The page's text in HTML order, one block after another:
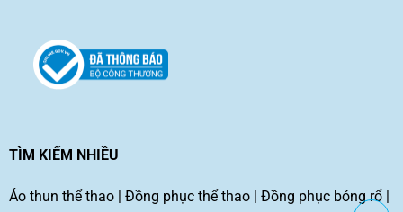
TÌM KIẾM NHIỀU
Áo thun thể thao| Đồng phục thể thao| Đồng phục bóng rổ|